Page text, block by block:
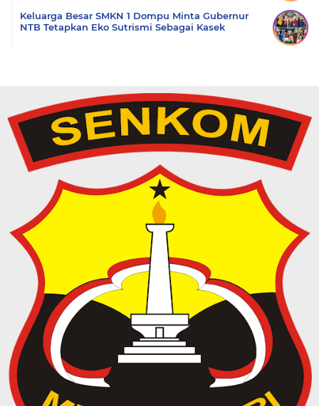
Keluarga Besar SMKN 1 Dompu Minta Gubernur
NTB Tetapkan Eko Sutrismi Sebagai Kasek